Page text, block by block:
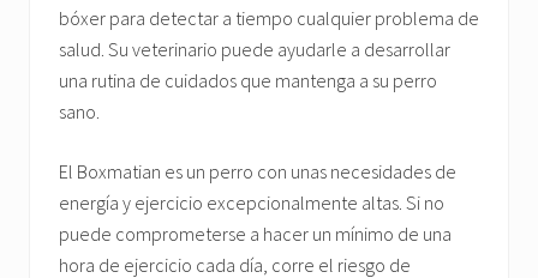
bóxer para detectar a tiempo cualquier problema de
salud. Su veterinario puede ayudarle a desarrollar
una rutina de cuidados que mantenga a su perro
sano.
El Boxmatian es un perro con unas necesidades de
energía y ejercicio excepcionalmente altas. Si no
puede comprometerse a hacer un mínimo de una
hora de ejercicio cada día, corre el riesgo de